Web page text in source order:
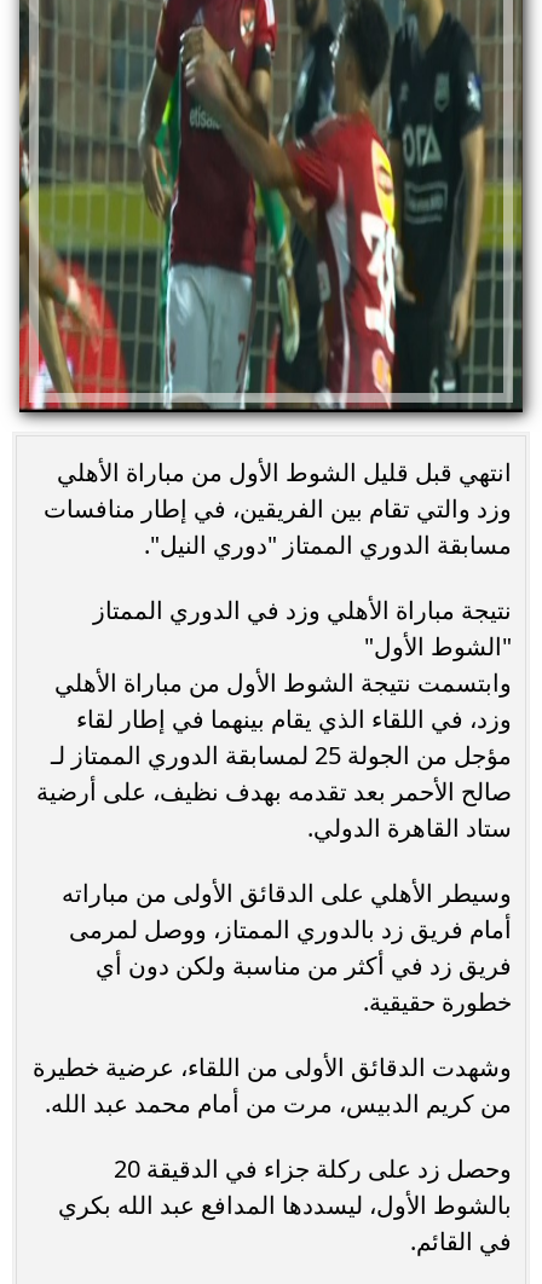
انتهي قبل قليل الشوط الأول من مباراة الأهلي
وزد والتي تقام بين الفريقين، في إطار منافسات
مسابقة الدوري الممتاز "دوري النيل".
نتيجة مباراة الأهلي وزد في الدوري الممتاز
"الشوط الأول"
وابتسمت نتيجة الشوط الأول من مباراة الأهلي
وزد، في اللقاء الذي يقام بينهما في إطار لقاء
مؤجل من الجولة 25 لمسابقة الدوري الممتاز لـ
صالح الأحمر بعد تقدمه بهدف نظيف، على أرضية
ستاد القاهرة الدولي.
وسيطر الأهلي على الدقائق الأولى من مباراته
أمام فريق زد بالدوري الممتاز، ووصل لمرمى
فريق زد في أكثر من مناسبة ولكن دون أي
خطورة حقيقية.
وشهدت الدقائق الأولى من اللقاء، عرضية خطيرة
من كريم الدبيس، مرت من أمام محمد عبد الله.
وحصل زد على ركلة جزاء في الدقيقة 20
بالشوط الأول، ليسددها المدافع عبد الله بكري
في القائم.